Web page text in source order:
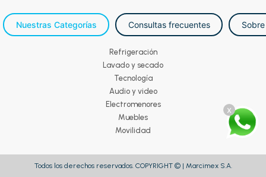
x
Nuestras Categorías Consultas frecuentes
Refrigeración
Lavado y secado
Tecnología
Audio y video
Electromenores
Muebles
Movilidad
Todos los derechos reservados. COPYRIGHT © | Marcimex S.A.